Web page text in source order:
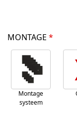
MONTAGE *
Montage
systeem